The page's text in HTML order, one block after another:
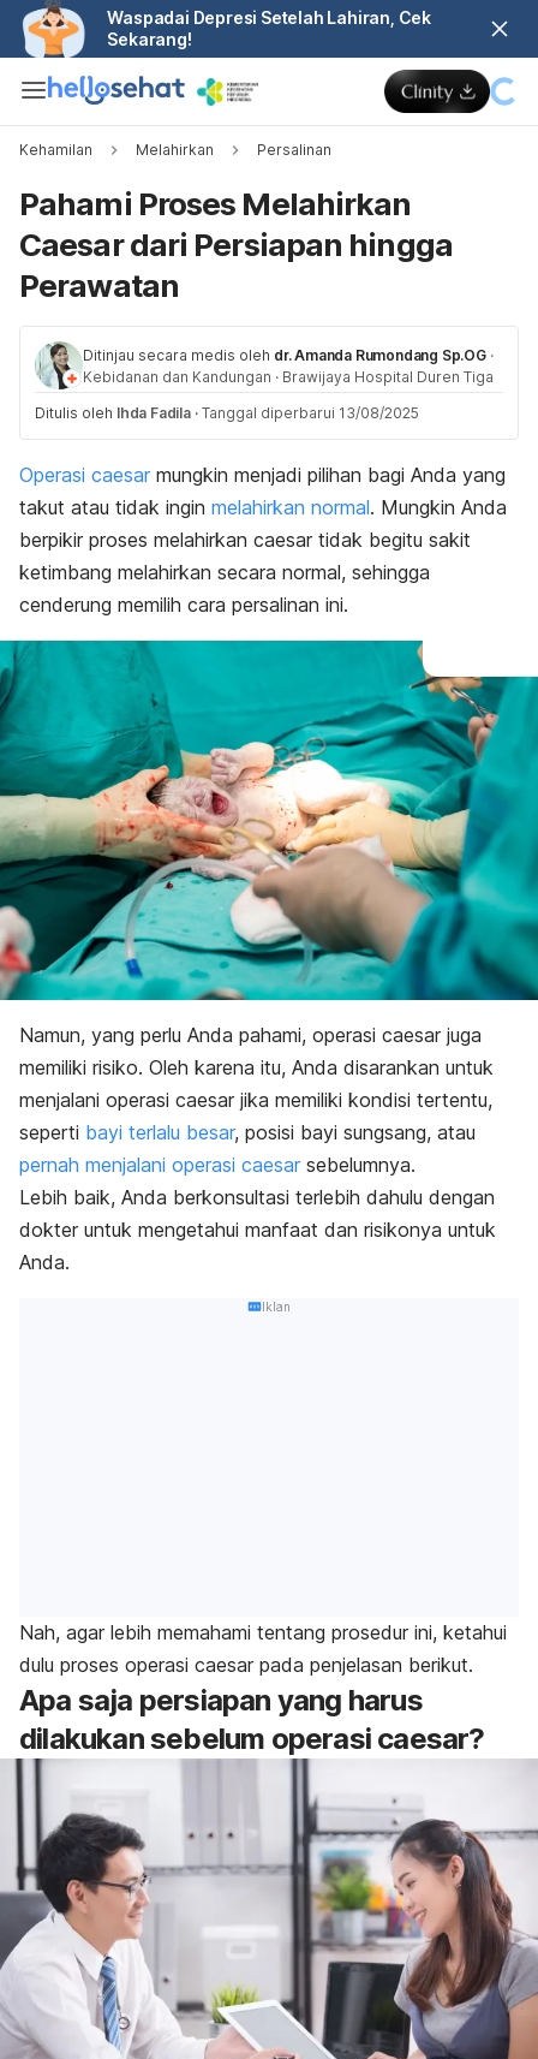
Waspadai Depresi Setelah Lahiran, Cek
Sekarang!
Kehamilan Melahirkan Persalinan
Pahami Proses Melahirkan
Caesar dari Persiapan hingga
Perawatan
Ditinjau secara medis oleh dr. Amanda Rumondang Sp.OG ·
Kebidanan dan Kandungan · Brawijaya Hospital Duren Tiga
Ditulis oleh Ihda Fadila · Tanggal diperbarui 13/08/2025
Operasi caesar mungkin menjadi pilihan bagi Anda yang
takut atau tidak ingin melahirkan normal. Mungkin Anda
berpikir proses melahirkan caesar tidak begitu sakit
ketimbang melahirkan secara normal, sehingga
cenderung memilih cara persalinan ini.
Namun, yang perlu Anda pahami, operasi caesar juga
memiliki risiko. Oleh karena itu, Anda disarankan untuk
menjalani operasi caesar jika memiliki kondisi tertentu,
seperti bayi terlalu besar, posisi bayi sungsang, atau
pernah menjalani operasi caesar sebelumnya.
Lebih baik, Anda berkonsultasi terlebih dahulu dengan
dokter untuk mengetahui manfaat dan risikonya untuk
Anda.
Iklan
Nah, agar lebih memahami tentang prosedur ini, ketahui
dulu proses operasi caesar pada penjelasan berikut.
Apa saja persiapan yang harus
dilakukan sebelum operasi caesar?